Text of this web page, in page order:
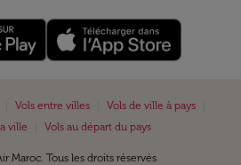
Vols entre villes Vols de ville à pays
ville
Vols au départ du pays
Maroc. Tous les droits réservés